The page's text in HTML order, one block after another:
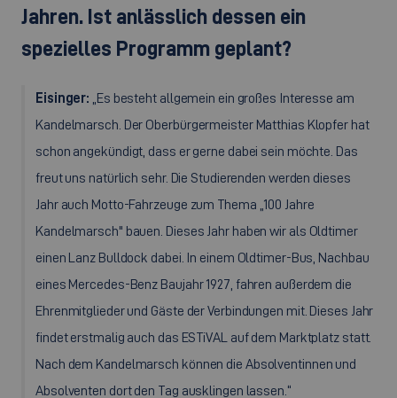
Jahren. Ist anlässlich dessen ein
spezielles Programm geplant?
Eisinger: „Es besteht allgemein ein großes Interesse am
Kandelmarsch. Der Oberbürgermeister Matthias Klopfer hat
schon angekündigt, dass er gerne dabei sein möchte. Das
freut uns natürlich sehr. Die Studierenden werden dieses
Jahr auch Motto-Fahrzeuge zum Thema „100 Jahre
Kandelmarsch" bauen. Dieses Jahr haben wir als Oldtimer
einen Lanz Bulldock dabei. In einem Oldtimer-Bus, Nachbau
eines Mercedes-Benz Baujahr 1927, fahren außerdem die
Ehrenmitglieder und Gäste der Verbindungen mit. Dieses Jahr
findet erstmalig auch das ESTiVAL auf dem Marktplatz statt.
Nach dem Kandelmarsch können die Absolventinnen und
Absolventen dort den Tag ausklingen lassen.“